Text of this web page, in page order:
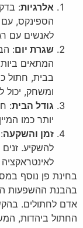
אלרגיות:
הספינקס, עם
לאנשים עם
שגרת יום:
המתאים
בבית, חתול
ומשחק, יכול
גודל הבית:
יותר כמו
זמן והשקעה
להשקיע.
בחינת פן נוסף
בהבנת ההשפעות
אדם לחתולים.
החתול ביהדות,